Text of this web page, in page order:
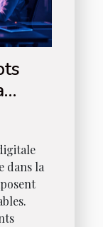
?
dans la